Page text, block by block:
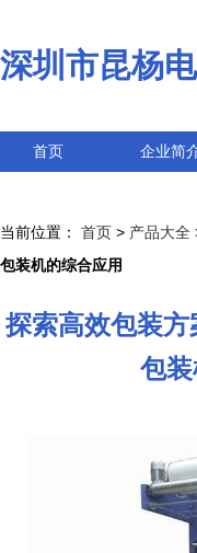
深圳市昆杨
首页 企业简
当前位置： 首页 > 产品大全
包装机的综合应用
探索高效包装
包